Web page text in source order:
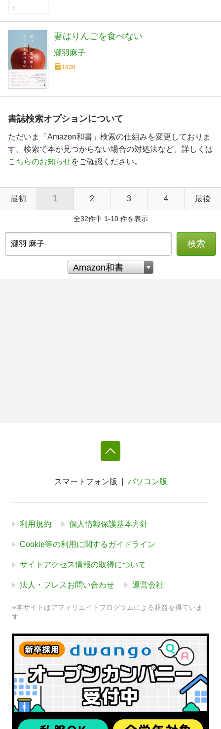
妻はりんごを食べない
瀧羽麻子
1030
書誌検索オプションについて
ただいま「Amazon和書」検索の仕組みを変更しておりま
す。検索で本が見つからない場合の対処法など、詳しくは
こちらのお知らせをご確認ください。
最初 1 2 3 4 最後
全32件中 1-10 件を表示
検索
スマートフォン版 パソコン版
利用規約 個人情報保護基本方針
Cookie等の利用に関するガイドライン
サイトアクセス情報の取得について
法人・プレスお問い合わせ 運営会社
※本サイトはアフィリエイトプログラムによる収益を得ていま
す